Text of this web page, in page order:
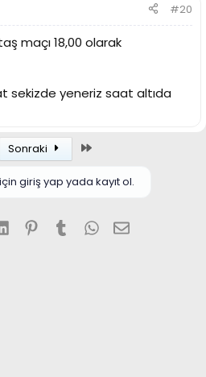
#20
maçı 18,00 olarak
sekizde yeneriz saat altıda
Sonraki
giriş yap yada kayıt ol.
LinkedInPinterest
TumblrWhatsApp
E-posta